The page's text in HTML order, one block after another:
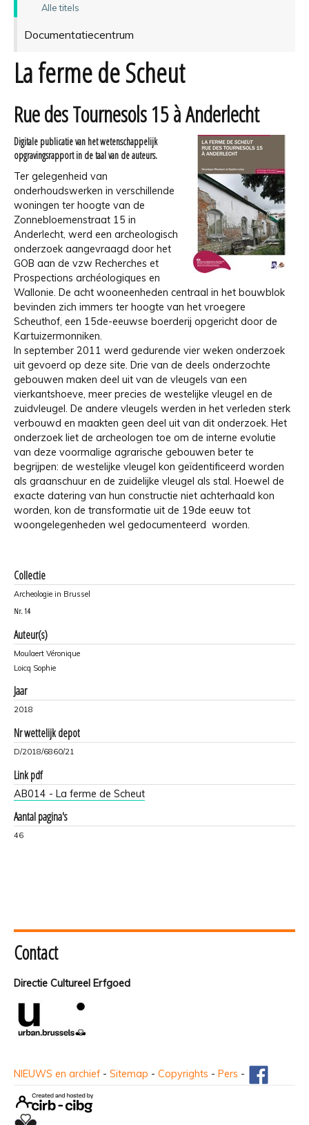
Alle titels
Documentatiecentrum
La ferme de Scheut
Rue des Tournesols 15 à Anderlecht
Digitale publicatie van het wetenschappelijk
opgravingsrapport in de taal van de auteurs.
Ter gelegenheid van
onderhoudswerken in verschillende
woningen ter hoogte van de
Zonnebloemenstraat 15 in
Anderlecht, werd een archeologisch
onderzoek aangevraagd door het
GOB aan de vzw Recherches et
Prospections archéologiques en
Wallonie. De acht wooneenheden centraal in het bouwblok
bevinden zich immers ter hoogte van het vroegere
Scheuthof, een 15de-eeuwse boerderij opgericht door de
Kartuizermonniken.
In september 2011 werd gedurende vier weken onderzoek
uit gevoerd op deze site. Drie van de deels onderzochte
gebouwen maken deel uit van de vleugels van een
vierkantshoeve, meer precies de westelijke vleugel en de
zuidvleugel. De andere vleugels werden in het verleden sterk
verbouwd en maakten geen deel uit van dit onderzoek. Het
onderzoek liet de archeologen toe om de interne evolutie
van deze voormalige agrarische gebouwen beter te
begrijpen: de westelijke vleugel kon geïdentificeerd worden
als graanschuur en de zuidelijke vleugel als stal. Hoewel de
exacte datering van hun constructie niet achterhaald kon
worden, kon de transformatie uit de 19de eeuw tot
woongelegenheden wel gedocumenteerd worden.
Collectie
Archeologie in Brussel
Nr. 14
Auteur(s)
Moulaert Véronique
Loicq Sophie
Jaar
2018
Nr wettelijk depot
D/2018/6860/21
Link pdf
AB014 - La ferme de Scheut
Aantal pagina's
46
Contact
Directie Cultureel Erfgoed
NIEUWS en archief - Sitemap - Copyrights - Pers -